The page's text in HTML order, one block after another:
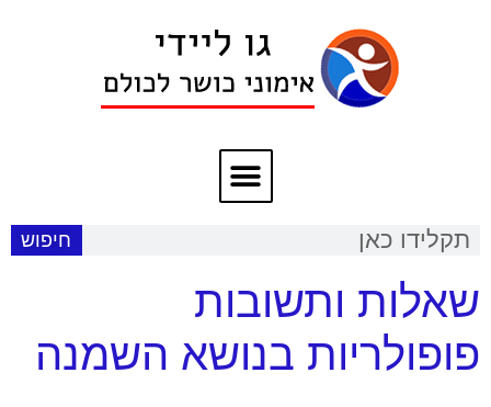
חיפוש
שאלות ותשובות
פופולריות בנושא השמנה